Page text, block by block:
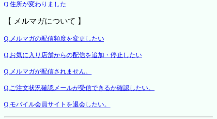
Q.住所が変わりました
【 メルマガについて 】
Q.メルマガの配信頻度を変更したい
Q.お気に入り店舗からの配信を追加・停止したい
Q.メルマガが配信されません。
Q.ご注文状況確認メールが受信できるか確認したい。
Q.モバイル会員サイトを退会したい。